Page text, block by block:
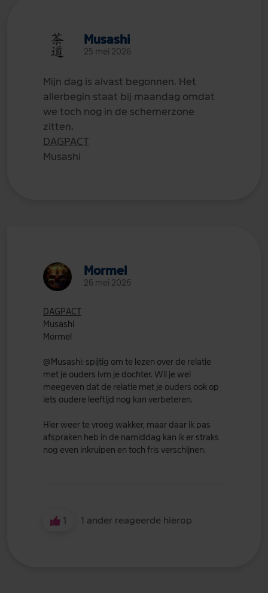
Musashi
25 mei 2026
Mijn dag is alvast begonnen. Het
allerbegin staat bij maandag omdat
we toch nog in de schemerzone
zitten.
DAGPACT
Musashi
Mormel
26 mei 2026
DAGPACT
Musashi
Mormel
@Musashi: spijtig om te lezen over de relatie
met je ouders ivm je dochter. Wil je wel
meegeven dat de relatie met je ouders ook op
iets oudere leeftijd nog kan verbeteren.
Hier weer te vroeg wakker, maar daar ik pas
afspraken heb in de namiddag kan ik er straks
nog even inkruipen en toch fris verschijnen.
1 1 ander reageerde hierop